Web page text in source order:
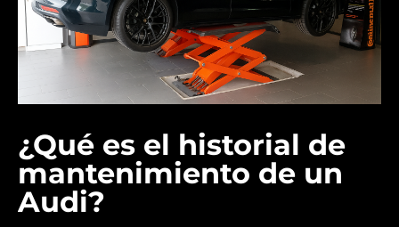
¿Qué es el historial de
mantenimiento de un
Audi?